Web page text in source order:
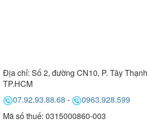
II. Những lưu ý khi sử
xông hơi Harvia
Muốn sử dụng máy xông hơi
Địa chỉ: Số 2, đường CN10, P. Tây
TP.HCM
07.92.93.88.68 -
0963.928.599
Mã số thuế: 0315000860-003